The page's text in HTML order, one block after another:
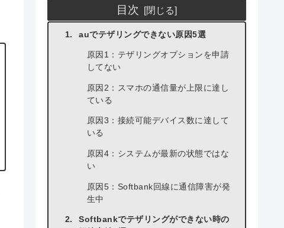
目次
auでテザリングできない原因5選
原因1：テザリングオプションを申請
してない
原因2：スマホの通信量が上限に達し
ている
原因3：接続可能デバイス数に達して
いる
原因4：システムが最新の状態ではな
い
原因5：Softbank回線に通信障害が発
生中
Softbankでテザリングができない時の